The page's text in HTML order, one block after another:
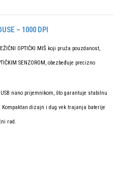
– 1000 DPI
OPTIČKI MIŠ koji pruža pouzdanost,
SENZOROM , obezbeđuje precizno
nano prijemnikom, što garantuje stabilnu
dizajn i dug vek trajanja baterije
rad.